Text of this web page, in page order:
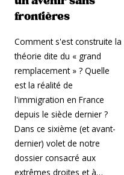
frontières
Comment s'est construite la
théorie dite du « grand
remplacement » ? Quelle
est la réalité de
l'immigration en France
depuis le siècle dernier ?
Dans ce sixième (et avant-
dernier) volet de notre
dossier consacré aux
extrêmes droites et à…